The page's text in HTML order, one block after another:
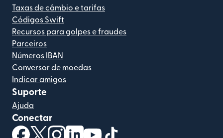
Taxas de câmbio e tarifas
Códigos Swift
Recursos para golpes e fraudes
Parceiros
Números IBAN
Conversor de moedas
Indicar amigos
Suporte
Ajuda
Conectar
(abre em uma nova janela)
(abre em uma nova janela)
(abre em uma nova janela)
(abre em uma nova janela)
(abre em uma nova janela)